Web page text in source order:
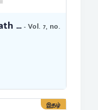
...- Vol. 7, no.
இதழ்